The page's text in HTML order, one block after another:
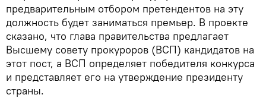
предварительным отбором претендентов на эту
должность будет заниматься премьер. В проекте
сказано, что глава правительства предлагает
Высшему совету прокуроров (ВСП) кандидатов на
этот пост, а ВСП определяет победителя конкурса
и представляет его на утверждение президенту
страны.